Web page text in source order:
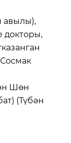
авылы),
докторы,
Шөн
(Түбән